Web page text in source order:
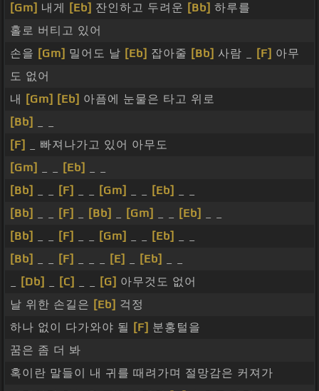
[Gm] 내게 [Eb] 잔인하고 두려운 [Bb] 하루를
홀로 버티고 있어
손을 [Gm] 밀어도 날 [Eb] 잡아줄 [Bb] 사람 _ [F] 아무
도 없어
내
[Gm] [Eb] 아픔에 눈물은 타고 위로
[Bb]
[F]
_ 빠져나가고 있어 아무도
[Gm]
[Eb]
[Bb]
[F] [Gm] [Eb]
[Bb]
[F] [Bb] [Gm] [Eb]
[Bb]
[F] [Gm] [Eb]
[Bb]
[F] [E] [Eb]
[Db] [C] [G] 아무것도 없어
날 위한 손길은 [Eb] 걱정
하나 없이 다가와야 될 [F] 분홍털을
꿈은 좀 더 봐
혹이란 말들이 내 귀를 때려가며 절망감은 커져가